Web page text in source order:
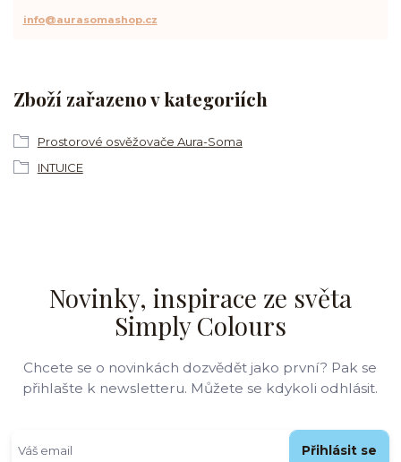
Zboží zařazeno v kategoriích
Prostorové osvěžovače Aura-Soma
INTUICE
info@aurasomashop.cz
Novinky, inspirace ze světa
Simply Colours
Chcete se o novinkách dozvědět jako první? Pak se
přihlašte k newsletteru. Můžete se kdykoli odhlásit.
Přihlásit se